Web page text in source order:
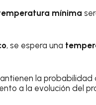
mínima
, se espera una
la
a la evolución del